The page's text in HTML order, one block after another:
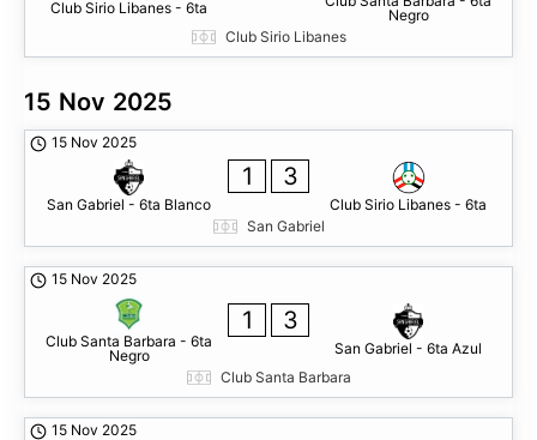
Club Sirio Libanes - 6ta
Negro
Club Sirio Libanes
15 Nov 2025
15 Nov 2025
San Gabriel - 6ta Blanco
1 3
Club Sirio Libanes - 6ta
San Gabriel
15 Nov 2025
Club Santa Barbara - 6ta
Negro
1 3
San Gabriel - 6ta Azul
Club Santa Barbara
15 Nov 2025